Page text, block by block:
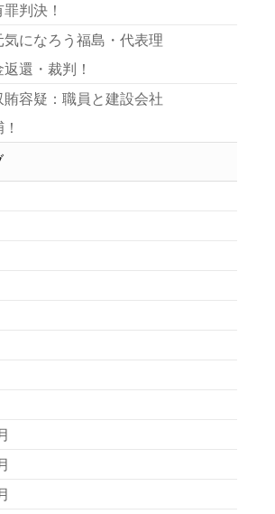
判決！
気になろう福島・代表理
還・裁判！
賄容疑：職員と建設会社